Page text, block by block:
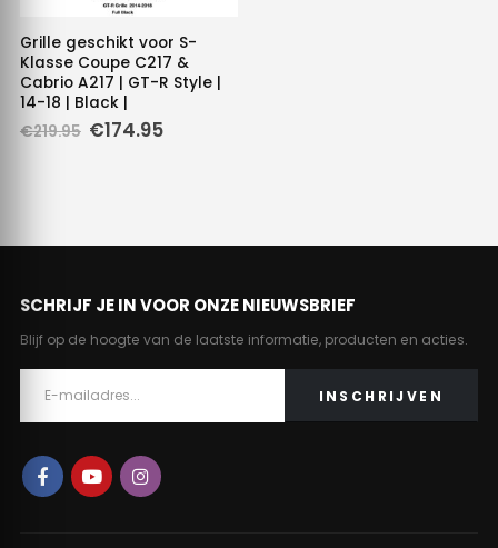
Grille geschikt voor S-
Klasse Coupe C217 &
Cabrio A217 | GT-R Style |
14-18 | Black |
€219.95 Oorspronkelijke
€174.95Huidige
SCHRIJF JE IN VOOR ONZE NIEUWSBRIEF
Blijf op de hoogte van de laatste informatie, producten en acties.